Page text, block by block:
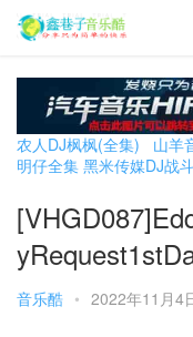
农人DJ枫枫(全集) 山羊
明仔全集 黑米传媒DJ战
音乐酷 • 2022年11月4